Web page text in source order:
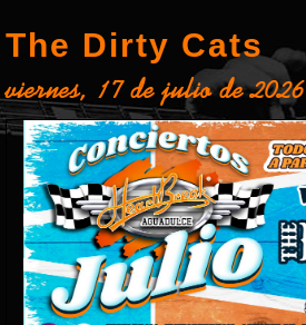
The Dirty Cats
viernes, 17 de julio de 2026